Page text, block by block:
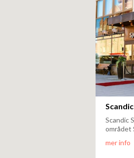
Scandic
området
mer info